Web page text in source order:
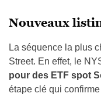
Nouveaux
La séquence la plus
Street. En effet, le
pour des ETF spot
étape clé qui